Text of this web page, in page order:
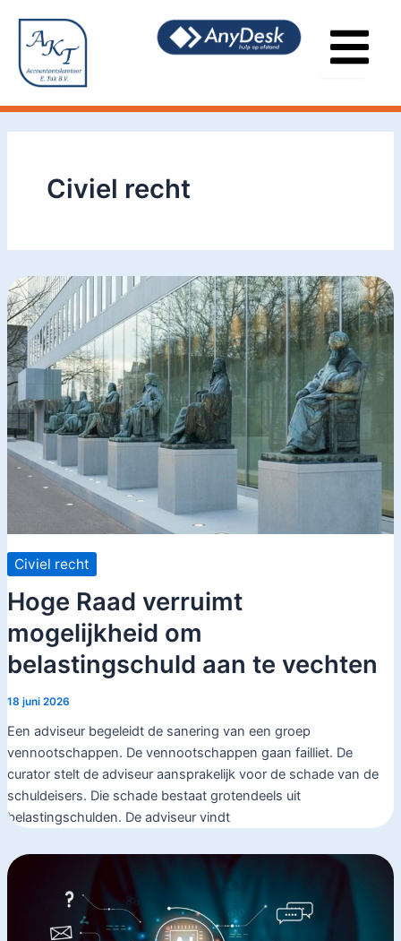
inhoud
Civiel recht
Civiel recht
Hoge Raad verruimt
mogelijkheid om
belastingschuld aan te vechten
18 juni 2026
Een adviseur begeleidt de sanering van een groep
vennootschappen. De vennootschappen gaan failliet. De
curator stelt de adviseur aansprakelijk voor de schade van de
schuldeisers. Die schade bestaat grotendeels uit
belastingschulden. De adviseur vindt